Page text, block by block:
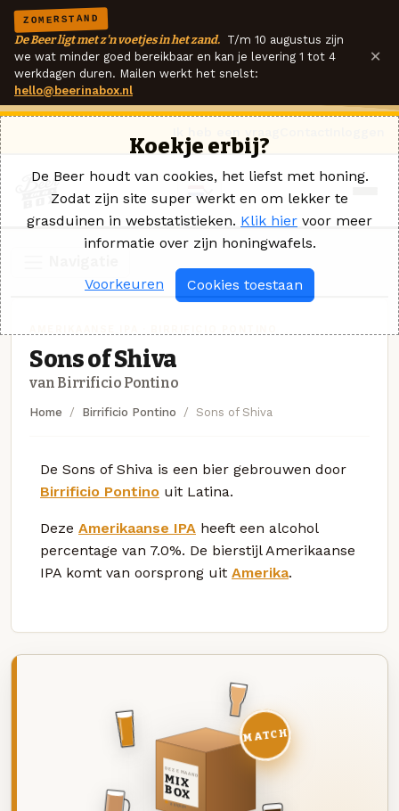
ZOMERSTAND
De Beer ligt met z'n voetjes in het zand. T/m 10 augustus zijn
we wat minder goed bereikbaar en kan je levering 1 tot 4
werkdagen duren. Mailen werkt het snelst:
hello@beerinabox.nl
×
Sons of Shiva
van Birrificio Pontino
Home Birrificio Pontino Sons of Shiva
De Sons of Shiva is een bier gebrouwen door
Birrificio Pontino uit Latina.
Deze Amerikaanse IPA heeft een alcohol
percentage van 7.0%. De bierstijl Amerikaanse
IPA komt van oorsprong uit Amerika.
DEZE MAAND
MIX
BOX
8 BIEREN
MATCH
Koekje erbij?
De Beer houdt van cookies, het liefst met honing.
Zodat zijn site super werkt en om lekker te
grasduinen in webstatistieken. Klik hier voor meer
informatie over zijn honingwafels.
Voorkeuren Cookies toestaan